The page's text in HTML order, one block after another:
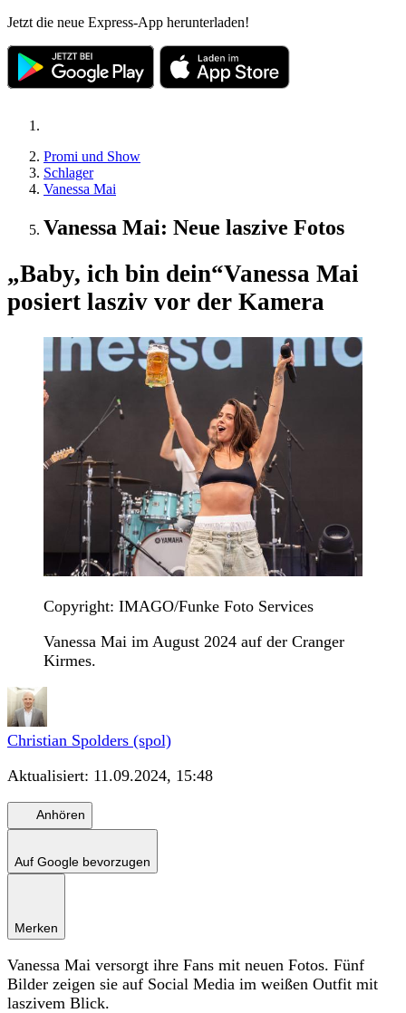
Jetzt die neue Express-App herunterladen!
Promi und Show
Schlager
Vanessa Mai
Vanessa Mai: Neue laszive Fotos
„Baby, ich bin dein“Vanessa Mai
posiert lasziv vor der Kamera
Copyright: IMAGO/Funke Foto Services
Vanessa Mai im August 2024 auf der Cranger
Kirmes.
Christian Spolders (spol)
Aktualisiert: 11.09.2024, 15:48
Anhören
Auf Google bevorzugen
Merken
Vanessa Mai versorgt ihre Fans mit neuen Fotos. Fünf
Bilder zeigen sie auf Social Media im weißen Outfit mit
laszivem Blick.